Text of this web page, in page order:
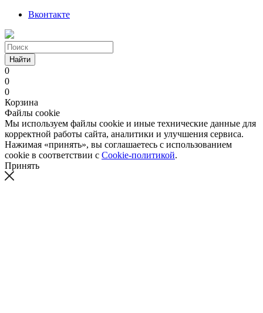
Вконтакте
Найти
0
0
0
Корзина
Файлы cookie
Мы используем файлы cookie и иные технические данные для
корректной работы сайта, аналитики и улучшения сервиса.
Нажимая «принять», вы соглашаетесь с использованием
cookie в соответствии с Cookie-политикой.
Принять